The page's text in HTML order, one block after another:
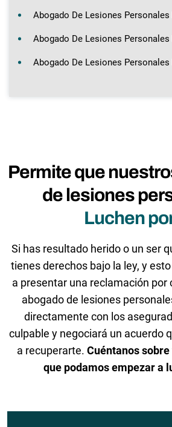
Abogado De Lesiones
Abogado De Lesiones
Abogado De Lesiones
Permite que
de lesiones
Luchen
Si has resultado herido o un ser
tienes derechos bajo la ley, y
a presentar una reclamación por
abogado de lesiones
directamente con los
culpable y negociará un acuerdo
a recuperarte. Cuéntanos
que podamos empezar a